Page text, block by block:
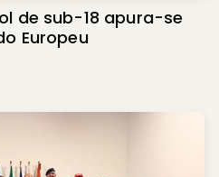
de sub-18 apura-se
Europeu